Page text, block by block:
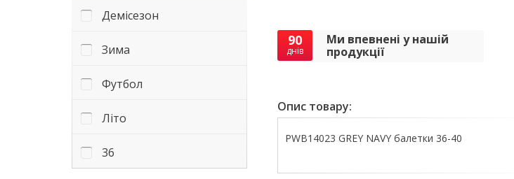
Демісезон
Зима
Футбол
Літо
36
90
днів
Ми впевнені у нашій
продукції
Опис товару:
PWB14023 GREY NAVY балетки 36-40